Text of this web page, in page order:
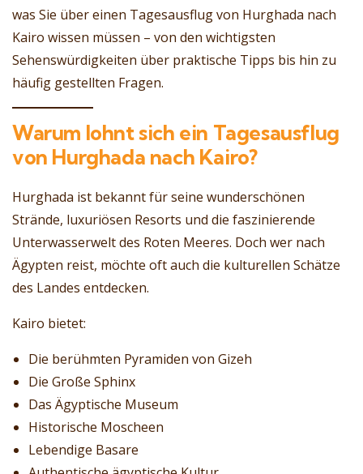
was Sie über einen Tagesausflug von Hurghada nach
Kairo wissen müssen – von den wichtigsten
Sehenswürdigkeiten über praktische Tipps bis hin zu
häufig gestellten Fragen.
Warum lohnt sich ein Tagesausflug
von Hurghada nach Kairo?
Hurghada ist bekannt für seine wunderschönen
Strände, luxuriösen Resorts und die faszinierende
Unterwasserwelt des Roten Meeres. Doch wer nach
Ägypten reist, möchte oft auch die kulturellen Schätze
des Landes entdecken.
Kairo bietet:
Die berühmten Pyramiden von Gizeh
Die Große Sphinx
Das Ägyptische Museum
Historische Moscheen
Lebendige Basare